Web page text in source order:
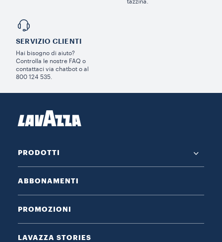
tazzina.
SERVIZIO CLIENTI​
Hai bisogno di aiuto?​
Controlla le nostre FAQ o
contattaci via chatbot o al
800 124 535.
PRODOTTI
ABBONAMENTI
PROMOZIONI
LAVAZZA STORIES